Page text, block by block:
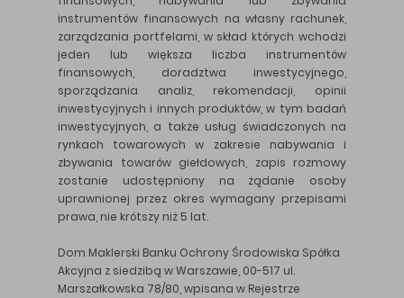
instrumentów finansowych na własny rachunek,
zarządzania portfelami, w skład których wchodzi
jeden lub większa liczba instrumentów
finansowych, doradztwa inwestycyjnego,
sporządzania analiz, rekomendacji, opinii
inwestycyjnych i innych produktów, w tym badań
inwestycyjnych, a także usług świadczonych na
rynkach towarowych w zakresie nabywania i
zbywania towarów giełdowych, zapis rozmowy
zostanie udostępniony na żądanie osoby
uprawnionej przez okres wymagany przepisami
prawa, nie krótszy niż 5 lat.
Dom Maklerski Banku Ochrony Środowiska Spółka
Akcyjna z siedzibą w Warszawie, 00-517 ul.
Marszałkowska 78/80, wpisana w Rejestrze